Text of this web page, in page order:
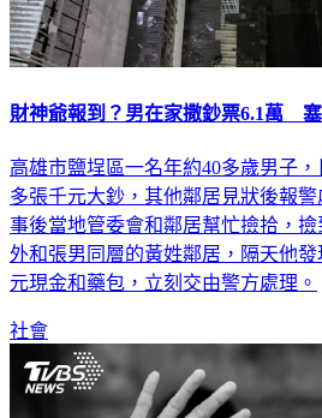
財神爺報到？男在家撒鈔票6.1萬
高雄市鹽埕區一名年約40多歲男子
多張千元大鈔，其他鄰居見狀後報
事後當地管委會和鄰居幫忙撿拾，
外和張男同層的黃姓鄰居，隔天他
元現金和藥包，立刻交由警方處理。
社會